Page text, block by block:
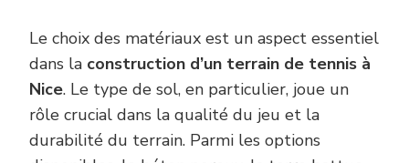
Le choix des matériaux est un aspect essentiel
dans la construction d’un terrain de tennis à
Nice. Le type de sol, en particulier, joue un
rôle crucial dans la qualité du jeu et la
durabilité du terrain. Parmi les options